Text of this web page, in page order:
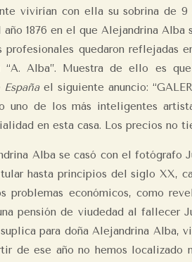
vivirían con ella su sobrina de
1876 en el que Alejandrina
profesionales quedaron reflejadas
Alba”. Muestra de ello es
el siguiente anuncio:
uno de los más inteligentes
en esta casa. Los precios no
Alba se casó con el
hasta principios del siglo XX,
problemas económicos, como
pensión de viudedad al fallecer
para doña Alejandrina Alba,
de ese año no hemos